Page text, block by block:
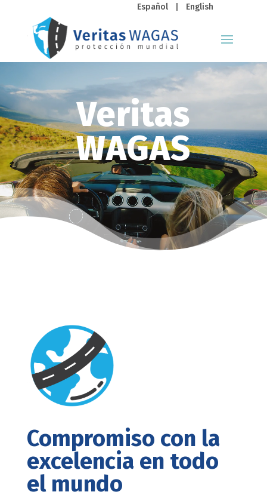
Español English
Veritas
WAGAS
Compromiso con la
excelencia en todo
el mundo